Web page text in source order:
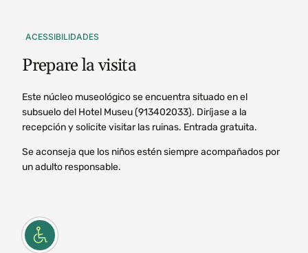
ACESSIBILIDADES
Preparelavisita
Este núcleo museológico se encuentra situado en el
subsuelo del Hotel Museu (913402033). Diríjase a la
recepción y solicite visitar las ruinas. Entrada gratuita.
Se aconseja que los niños estén siempre acompañados por
un adulto responsable.